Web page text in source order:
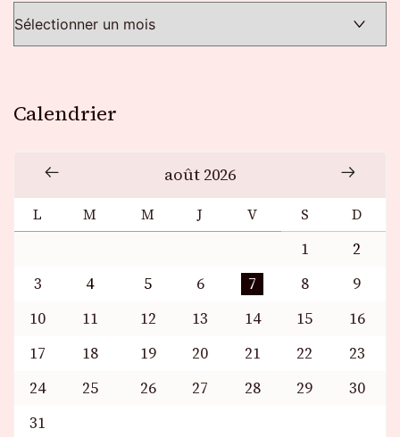
Calendrier
août 2026
L M M J V S D
1
2
3
4 5 6 7 8
9
10
11 12 13 14 15
16
17
18 19 20 21 22
23
24
25 26 27 28 29
30
31